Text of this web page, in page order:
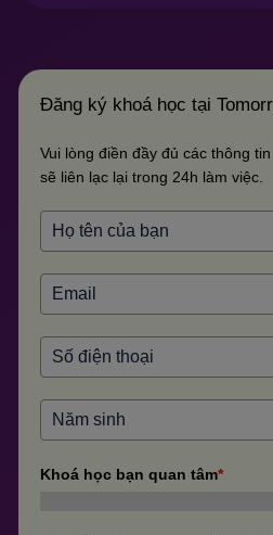
Đăng ký khoá học tại
Vui lòng điền đầy đủ các thông
sẽ liên lạc lại trong 24h làm việc.
Khoá học bạn quan tâm*